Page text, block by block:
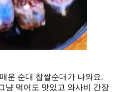
운 순대 찹쌀순대가 나와요.
냥 먹어도 맛있고 와사비 간장